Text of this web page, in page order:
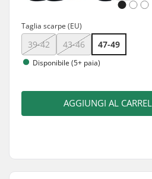
Taglia scarpe (EU)
39-42 43-46 47-49
Disponibile (5+ paia)
AGGIUNGI AL